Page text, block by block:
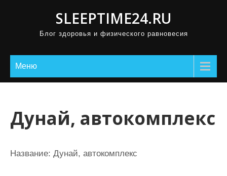
SLEEPTIME24.RU
Блог здоровья и физического равновесия
Меню
Дунай, автокомплекс
Название: Дунай, автокомплекс